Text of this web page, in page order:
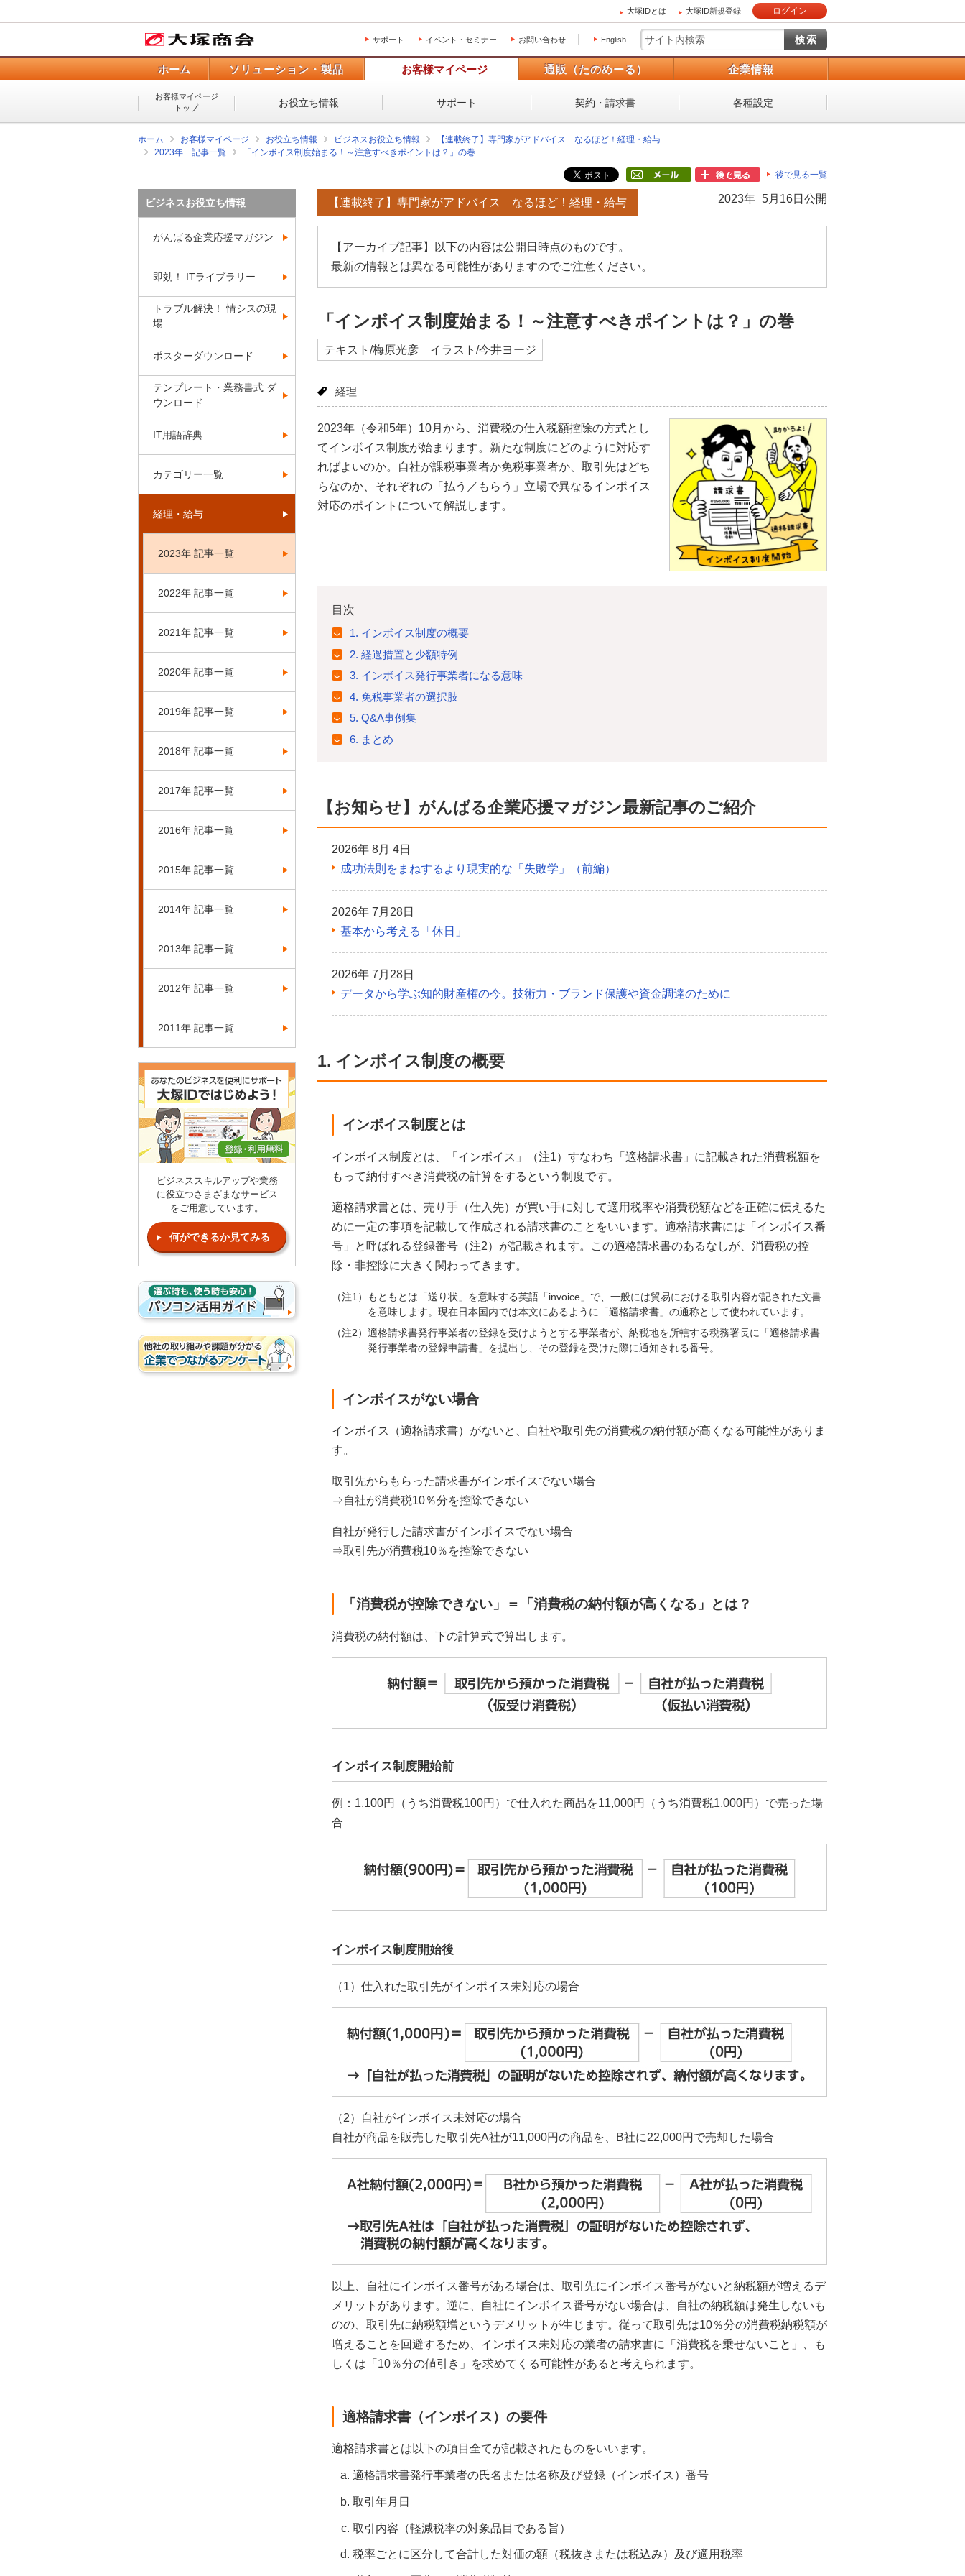
大塚IDとは 大塚ID新規登録 ログイン
サポート イベント・セミナー お問い合わせ English
ホーム ソリューション・製品 お客様マイページ 通販（たのめーる） 企業情報
お客様マイページ
トップ
お役立ち情報 サポート 契約・請求書 各種設定
ホーム お客様マイページ お役立ち情報 ビジネスお役立ち情報
【連載終了】専門家がアドバイス なるほど！経理・給与
2023年 記事一覧
「インボイス制度始まる！～注意すべきポイントは？」の巻
後で見る一覧
2023年 5月16日公開
【連載終了】専門家がアドバイス なるほど！経理・給与
【アーカイブ記事】以下の内容は公開日時点のものです。
最新の情報とは異なる可能性がありますのでご注意ください。
「インボイス制度始まる！～注意すべきポイントは？」の巻
テキスト/梅原光彦 イラスト/今井ヨージ
経理
2023年（令和5年）10月から、消費税の仕入税額控除の方式とし
てインボイス制度が始まります。新たな制度にどのように対応す
ればよいのか。自社が課税事業者か免税事業者か、取引先はどち
らなのか、それぞれの「払う／もらう」立場で異なるインボイス
対応のポイントについて解説します。
目次
1. インボイス制度の概要
2. 経過措置と少額特例
3. インボイス発行事業者になる意味
4. 免税事業者の選択肢
5. Q&A事例集
6. まとめ
【お知らせ】がんばる企業応援マガジン最新記事のご紹介
2026年 8月 4日
成功法則をまねするより現実的な「失敗学」（前編）
2026年 7月28日
基本から考える「休日」
2026年 7月28日
データから学ぶ知的財産権の今。技術力・ブランド保護や資金調達のために
1. インボイス制度の概要
インボイス制度とは
インボイス制度とは、「インボイス」（注1）すなわち「適格請求書」に記載された消費税額を
もって納付すべき消費税の計算をするという制度です。
適格請求書とは、売り手（仕入先）が買い手に対して適用税率や消費税額などを正確に伝えるた
めに一定の事項を記載して作成される請求書のことをいいます。適格請求書には「インボイス番
号」と呼ばれる登録番号（注2）が記載されます。この適格請求書のあるなしが、消費税の控
除・非控除に大きく関わってきます。
（注1）もともとは「送り状」を意味する英語「invoice」で、一般には貿易における取引内容が記された文書
を意味します。現在日本国内では本文にあるように「適格請求書」の通称として使われています。
（注2）適格請求書発行事業者の登録を受けようとする事業者が、納税地を所轄する税務署長に「適格請求書
発行事業者の登録申請書」を提出し、その登録を受けた際に通知される番号。
インボイスがない場合
インボイス（適格請求書）がないと、自社や取引先の消費税の納付額が高くなる可能性がありま
す。
取引先からもらった請求書がインボイスでない場合
⇒自社が消費税10％分を控除できない
自社が発行した請求書がインボイスでない場合
⇒取引先が消費税10％を控除できない
「消費税が控除できない」＝「消費税の納付額が高くなる」とは？
消費税の納付額は、下の計算式で算出します。
インボイス制度開始前
例：1,100円（うち消費税100円）で仕入れた商品を11,000円（うち消費税1,000円）で売った場
合
インボイス制度開始後
（1）仕入れた取引先がインボイス未対応の場合
（2）自社がインボイス未対応の場合
自社が商品を販売した取引先A社が11,000円の商品を、B社に22,000円で売却した場合
以上、自社にインボイス番号がある場合は、取引先にインボイス番号がないと納税額が増えるデ
メリットがあります。逆に、自社にインボイス番号がない場合は、自社の納税額は発生しないも
のの、取引先に納税額増というデメリットが生じます。従って取引先は10％分の消費税納税額が
増えることを回避するため、インボイス未対応の業者の請求書に「消費税を乗せないこと」、も
しくは「10％分の値引き」を求めてくる可能性があると考えられます。
適格請求書（インボイス）の要件
適格請求書とは以下の項目全てが記載されたものをいいます。
適格請求書発行事業者の氏名または名称及び登録（インボイス）番号
取引年月日
取引内容（軽減税率の対象品目である旨）
税率ごとに区分して合計した対価の額（税抜きまたは税込み）及び適用税率
ビジネスお役立ち情報
がんばる企業応援マガジン
即効！ ITライブラリー
トラブル解決！ 情シスの現
場
ポスターダウンロード
テンプレート・業務書式 ダ
ウンロード
IT用語辞典
カテゴリー一覧
経理・給与
2023年 記事一覧
2022年 記事一覧
2021年 記事一覧
2020年 記事一覧
2019年 記事一覧
2018年 記事一覧
2017年 記事一覧
2016年 記事一覧
2015年 記事一覧
2014年 記事一覧
2013年 記事一覧
2012年 記事一覧
2011年 記事一覧
ビジネススキルアップや業務
に役立つさまざまなサービス
をご用意しています。
何ができるか見てみる